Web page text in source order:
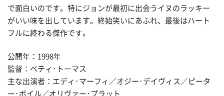
で面白いのです。特にジョンが最初に出会うイヌのラッキー
がいい味を出しています。終始笑いにあふれ、最後はハート
フルに終わる傑作です。
公開年：1998年
監督：ベティ･トーマス
主な出演者：エディ･マーフィ／オジー･デイヴィス／ピータ
ー･ボイル／オリヴァー･プラット